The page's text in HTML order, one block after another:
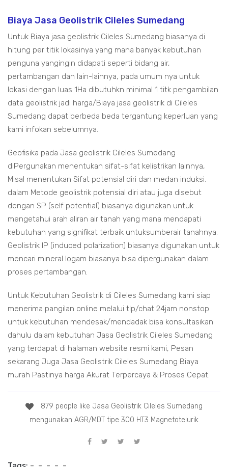
Biaya Jasa Geolistrik Cileles Sumedang
Untuk Biaya jasa geolistrik Cileles Sumedang biasanya di
hitung per titik lokasinya yang mana banyak kebutuhan
penguna yangingin didapati seperti bidang air,
pertambangan dan lain-lainnya, pada umum nya untuk
lokasi dengan luas 1Ha dibutuhkn minimal 1 titk pengambilan
data geolistrik jadi harga/Biaya jasa geolistrik di Cileles
Sumedang dapat berbeda beda tergantung keperluan yang
kami infokan sebelumnya.
Geofisika pada Jasa geolistrik Cileles Sumedang
diPergunakan menentukan sifat-sifat kelistrikan lainnya,
Misal menentukan Sifat potensial diri dan medan induksi.
dalam Metode geolistrik potensial diri atau juga disebut
dengan SP (self potential) biasanya digunakan untuk
mengetahui arah aliran air tanah yang mana mendapati
kebutuhan yang signifikat terbaik untuksumberair tanahnya.
Geolistrik IP (induced polarization) biasanya digunakan untuk
mencari mineral logam biasanya bisa dipergunakan dalam
proses pertambangan.
Untuk Kebutuhan Geolistrik di Cileles Sumedang kami siap
menerima pangilan online melalui tlp/chat 24jam nonstop
untuk kebutuhan mendesak/mendadak bisa konsultasikan
dahulu dalam kebutuhan Jasa Geolistrik Cileles Sumedang
yang terdapat di halaman website resmi kami, Pesan
sekarang Juga Jasa Geolistrik Cileles Sumedang Biaya
murah Pastinya harga Akurat Terpercaya & Proses Cepat.
879 people like Jasa Geolistrik Cileles Sumedang
mengunakan AGR/MDT tipe 300 HT3 Magnetotelurik